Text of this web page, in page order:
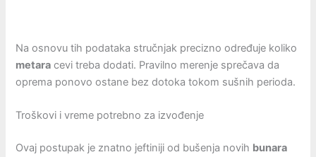
Na osnovu tih podataka stručnjak precizno određuje koliko
metara cevi treba dodati. Pravilno merenje sprečava da
oprema ponovo ostane bez dotoka tokom sušnih perioda.
Troškovi i vreme potrebno za izvođenje
Ovaj postupak je znatno jeftiniji od bušenja novih bunara